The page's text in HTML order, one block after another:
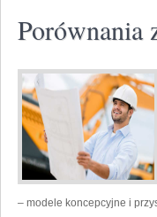
Porównania
– modele koncepcyjne i